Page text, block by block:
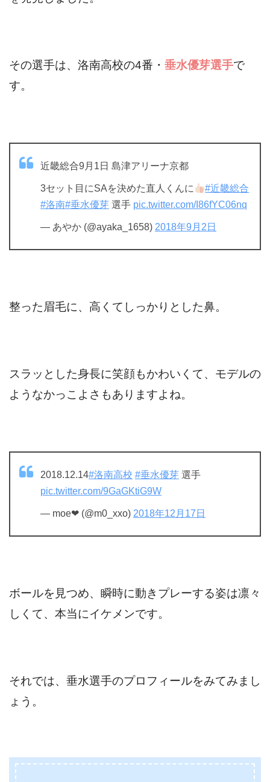
その選手は、洛南高校の4番・ 垂水優芽選手で
す。
近畿総合9月1日 島津アリーナ京都
3セット目にSAを決めた直人くんに
#近畿総合
#洛南#垂水優芽 選手 pic.twitter.com/I86fYC06nq
— あやか (@ayaka_1658) 2018年9月2日
整った眉毛に、高くてしっかりとした鼻。
スラッとした身長に笑顔もかわいくて、モデルの
ようなかっこよさもありますよね。
2018.12.14#洛南高校 #垂水優芽 選手
pic.twitter.com/9GaGKtiG9W
— moe❤︎ (@m0_xxo) 2018年12月17日
ボールを見つめ、瞬時に動きプレーする姿は凛々
しくて、本当にイケメンです。
それでは、垂水選手のプロフィールをみてみまし
ょう。